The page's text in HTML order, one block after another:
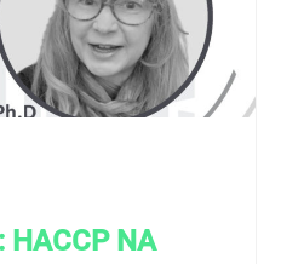
HACCP NA